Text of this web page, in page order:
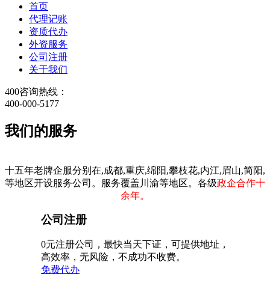
首页
代理记账
资质代办
外资服务
公司注册
关于我们
400咨询热线：
400-000-5177
我们的服务
十五年老牌企服分别在,成都,重庆,绵阳,攀枝花,内江,眉山,简阳,
等地区开设服务公司。服务覆盖川渝等地区。各级政企合作十
余年。
公司注册
0元注册公司，最快当天下证，可提供地址，
高效率，无风险，不成功不收费。
免费代办